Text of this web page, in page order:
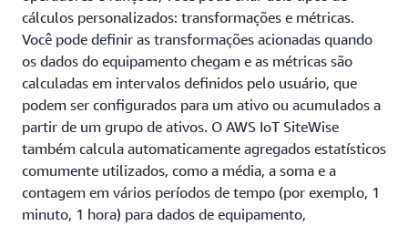
cálculos personalizados: transformações e métricas.
Você pode definir as transformações acionadas quando
os dados do equipamento chegam e as métricas são
calculadas em intervalos definidos pelo usuário, que
podem ser configurados para um ativo ou acumulados a
partir de um grupo de ativos. O AWS IoT SiteWise
também calcula automaticamente agregados estatísticos
comumente utilizados, como a média, a soma e a
contagem em vários períodos de tempo (por exemplo, 1
minuto, 1 hora) para dados de equipamento,